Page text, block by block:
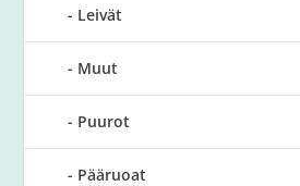
Leivät
Muut
Puurot
Pääruoat